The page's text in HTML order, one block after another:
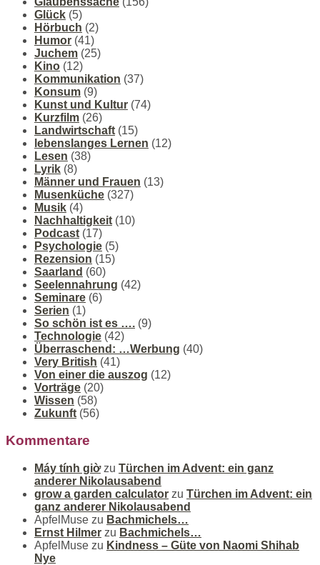
Glück (5)
Hörbuch (2)
Humor (41)
Juchem (25)
Kino (12)
Kommunikation (37)
Konsum (9)
Kunst und Kultur (74)
Kurzfilm (26)
Landwirtschaft (15)
lebenslanges Lernen (12)
Lesen (38)
Lyrik (8)
Männer und Frauen (13)
Musenküche (327)
Musik (4)
Nachhaltigkeit (10)
Podcast (17)
Psychologie (5)
Rezension (15)
Saarland (60)
Seelennahrung (42)
Seminare (6)
Serien (1)
So schön ist es …. (9)
Technologie (42)
Überraschend: …Werbung (40)
Very British (41)
Von einer die auszog (12)
Vorträge (20)
Wissen (58)
Zukunft (56)
Kommentare
Máy tính giờzu Türchen im Advent: ein ganz
anderer Nikolausabend
grow a garden calculator zu Türchen im Advent: ein
ganz anderer Nikolausabend
ApfelMuse zu Bachmichels…
Ernst Hilmer zu Bachmichels…
ApfelMuse zu Kindness – Güte von Naomi Shihab
Nye